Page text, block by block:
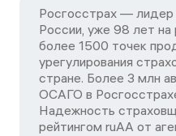
Росгосстрах —
России, уже 98 лет на
более 1500 точек
урегулирования
стране. Более 3 млн
ОСАГО в
Надежность
рейтингом ruАА от